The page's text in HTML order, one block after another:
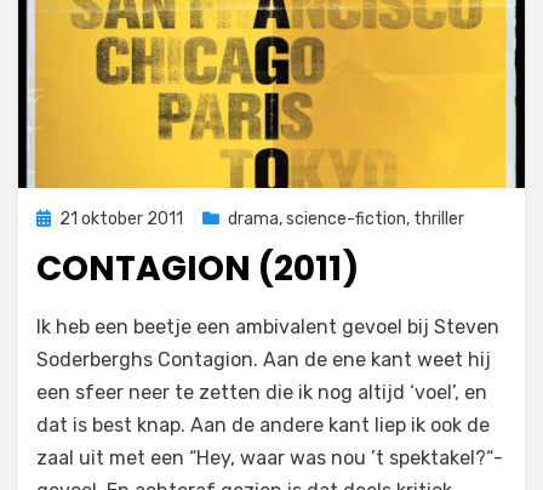
Geplaatst
21 oktober 2011 drama,science-fiction, thriller
CONTAGION (2011)
door Filmofiel.nl
Laat een reactie achter
op
(2011)
Ik heb een beetje een ambivalent gevoel bij Steven
Soderberghs Contagion. Aan de ene kant weet hij
een sfeer neer te zetten die ik nog altijd ‘voel’, en
dat is best knap. Aan de andere kant liep ik ook de
zaal uit met een “Hey, waar was nou ’t spektakel?“-